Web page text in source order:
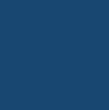
a new window)